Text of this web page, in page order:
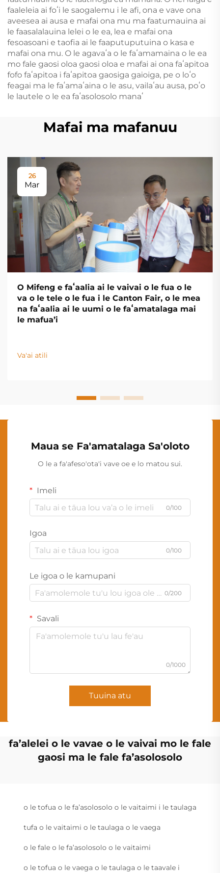
faaleleia ai foʻi le saogalemu i le afi, ona e vave ona
aveesea ai ausa e mafai ona mu ma faatumauina ai
le faasalalauina lelei o le ea, lea e mafai ona
fesoasoani e taofia ai le faaputuputuina o kasa e
mafai ona mu. O le agavaʻa o le faʻamamaina o le ea
mo fale gaosi oloa gaosi oloa e mafai ai ona faʻapitoa
fofo faʻapitoa i faʻapitoa gaosiga gaioiga, pe o loʻo
feagai ma le faʻamaʻaina o le asu, vailaʻau ausa, poʻo
le lautele o le ea faʻasolosolo manaʻ
Mafai ma mafanuu
26
Mar
O Mifeng e faʻaalia ai le vaivai o le fua o le
va o le tele o le fua i le Canton Fair, o le mea
na faʻaalia ai le uumi o le faʻamatalaga mai
le mafua’i
Va'ai atili
Maua se Fa'amatalaga Sa'oloto
O le a fa'afeso'ota'i vave oe e lo matou sui.
Imeli
0/100
Igoa
0/100
Le igoa o le kamupani
0/200
Savali
0/1000
Tuuina atu
fa’alelei o le vavae o le vaivai mo le fale
gaosi ma le fale fa’asolosolo
o le tofua o le fa’asolosolo o le vaitaimi i le taulaga
tufa o le vaitaimi o le taulaga o le vaega
o le fale o le fa’asolosolo o le vaitaimi
o le tofua o le vaega o le taulaga o le taavale i